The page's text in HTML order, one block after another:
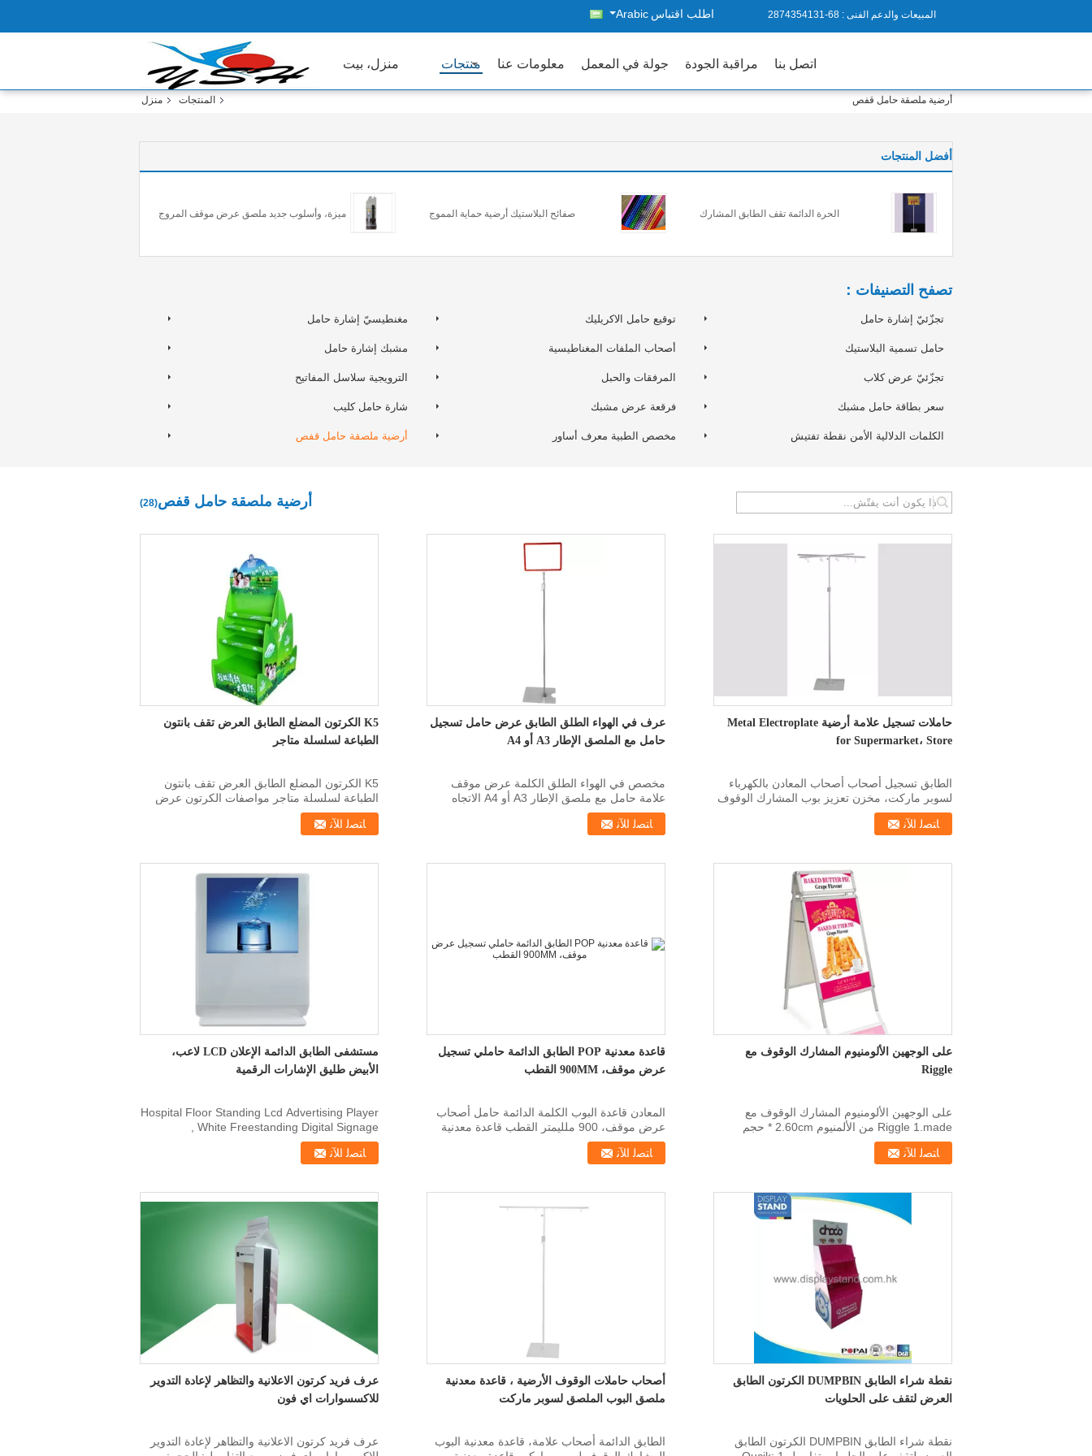
المبيعات والدعم الفنى : 86-1314534782 اطلب اقتباس Arabic
منزل، بيت منتجات معلومات عنا جولة في المعمل مراقبة الجودة اتصل بنا
منزل المنتجات أرضية ملصقة حامل قفص
أفضل المنتجات
ميزة، وأسلوب جديد ملصق عرض موقف المروج صفائح البلاستيك أرضية حماية المموج الحرة الدائمة تقف الطابق المشارك
تصفح التصنيفات：
مغنطيسيّ إشارة حامل توقيع حامل الاكريليك تجزّئيّ إشارة حامل
مشبك إشارة حامل أصحاب الملفات المغناطيسية حامل تسمية البلاستيك
الترويجية سلاسل المفاتيح المرفقات والحبل تجزّئيّ عرض كلاب
شارة حامل كليب فرقعة عرض مشبك سعر بطاقة حامل مشبك
أرضية ملصقة حامل قفص مخصص الطبية معرف أساور الكلمات الدلالية الأمن نقطة تفتيش
أرضية ملصقة حامل قفص(28) search
K5 الكرتون المضلع الطابق العرض تقف بانتون
الطباعة لسلسلة متاجر
K5 الكرتون المضلع الطابق العرض تقف بانتون
الطباعة لسلسلة متاجر مواصفات الكرتون عرض
موقف 1.Display رف...
ﺎﺘﺼﻟ ﺍﻶﻧ
عرف في الهواء الطلق الطابق عرض حامل تسجيل
حامل مع الملصق الإطار A3 أو A4
مخصص في الهواء الطلق الكلمة عرض موقف
علامة حامل مع ملصق الإطار A3 أو A4 الاتجاه
الصعودي هو إطار ملصق ...
ﺎﺘﺼﻟ ﺍﻶﻧ
حاملات تسجيل علامة أرضية Metal Electroplate
for Supermarket، Store
الطابق تسجيل أصحاب أصحاب المعادن بالكهرباء
لسوبر ماركت، مخزن تعزيز بوب المشارك الوقوف
حجم القطب: ...
ﺎﺘﺼﻟ ﺍﻶﻧ
مستشفى الطابق الدائمة الإعلان LCD لاعب،
الأبيض طليق الإشارات الرقمية
Hospital Floor Standing Lcd Advertising Player
, White Freestanding Digital Signage
Description: ...
ﺎﺘﺼﻟ ﺍﻶﻧ
قاعدة معدنية POP الطابق الدائمة حاملي تسجيل
عرض موقف، 900MM القطب
المعادن قاعدة البوب ​​الكلمة الدائمة حامل أصحاب
عرض موقف، 900 ملليمتر القطب قاعدة معدنية
البوب ​​الم...
ﺎﺘﺼﻟ ﺍﻶﻧ
على الوجهين الألومنيوم المشارك الوقوف مع
Riggle
على الوجهين الألومنيوم المشارك الوقوف مع
Riggle 1.made من الألمنيوم 2.60cm * حجم
الصورة 85CM 3...
ﺎﺘﺼﻟ ﺍﻶﻧ
عرف فريد كرتون الاعلانية والتظاهر لإعادة التدوير
للاكسسوارات اي فون
عرف فريد كرتون الاعلانية والتظاهر لإعادة التدوير
أصحاب حاملات الوقوف الأرضية ، قاعدة معدنية
ملصق البوب ​​الملصق لسوبر ماركت
الطابق الدائمة أصحاب علامة، قاعدة معدنية البوب ​​
نقطة شراء الطابق DUMPBIN الكرتون الطابق
العرض لتقف على الحلويات
نقطة شراء الطابق DUMPBIN الكرتون الطابق